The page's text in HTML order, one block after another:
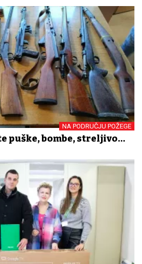
NA PODRUČJU POŽEGE
puške, bombe, streljivo...